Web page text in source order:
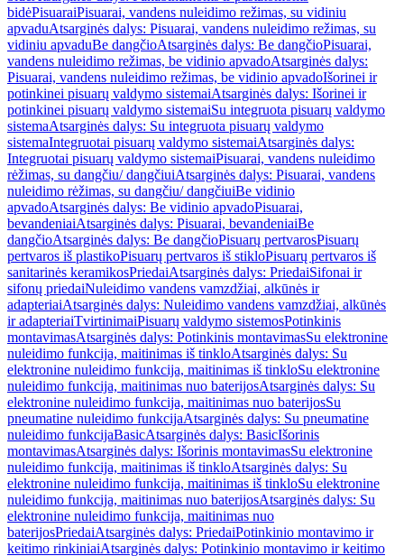
bidėPisuaraiPisuarai, vandens nuleidimo režimas, su vidiniu
apvaduAtsarginės dalys: Pisuarai, vandens nuleidimo režimas, su
vidiniu apvaduBe dangčioAtsarginės dalys: Be dangčioPisuarai,
vandens nuleidimo režimas, be vidinio apvadoAtsarginės dalys:
Pisuarai, vandens nuleidimo režimas, be vidinio apvadoIšorinei ir
potinkinei pisuarų valdymo sistemaiAtsarginės dalys: Išorinei ir
potinkinei pisuarų valdymo sistemaiSu integruota pisuarų valdymo
sistemaAtsarginės dalys: Su integruota pisuarų valdymo
sistemaIntegruotai pisuarų valdymo sistemaiAtsarginės dalys:
Integruotai pisuarų valdymo sistemaiPisuarai, vandens nuleidimo
rėžimas, su dangčiu/ dangčiuiAtsarginės dalys: Pisuarai, vandens
nuleidimo rėžimas, su dangčiu/ dangčiuiBe vidinio
apvadoAtsarginės dalys: Be vidinio apvadoPisuarai,
bevandeniaiAtsarginės dalys: Pisuarai, bevandeniaiBe
dangčioAtsarginės dalys: Be dangčioPisuarų pertvarosPisuarų
pertvaros iš plastikoPisuarų pertvaros iš stikloPisuarų pertvaros iš
sanitarinės keramikosPriedaiAtsarginės dalys: PriedaiSifonai ir
sifonų priedaiNuleidimo vandens vamzdžiai, alkūnės ir
adapteriaiAtsarginės dalys: Nuleidimo vandens vamzdžiai, alkūnės
ir adapteriaiTvirtinimaiPisuarų valdymo sistemosPotinkinis
montavimasAtsarginės dalys: Potinkinis montavimasSu elektronine
nuleidimo funkcija, maitinimas iš tinkloAtsarginės dalys: Su
elektronine nuleidimo funkcija, maitinimas iš tinkloSu elektronine
nuleidimo funkcija, maitinimas nuo baterijosAtsarginės dalys: Su
elektronine nuleidimo funkcija, maitinimas nuo baterijosSu
pneumatine nuleidimo funkcijaAtsarginės dalys: Su pneumatine
nuleidimo funkcijaBasicAtsarginės dalys: BasicIšorinis
montavimasAtsarginės dalys: Išorinis montavimasSu elektronine
nuleidimo funkcija, maitinimas iš tinkloAtsarginės dalys: Su
elektronine nuleidimo funkcija, maitinimas iš tinkloSu elektronine
nuleidimo funkcija, maitinimas nuo baterijosAtsarginės dalys: Su
elektronine nuleidimo funkcija, maitinimas nuo
baterijosPriedaiAtsarginės dalys: PriedaiPotinkinio montavimo ir
keitimo rinkiniaiAtsarginės dalys: Potinkinio montavimo ir keitimo